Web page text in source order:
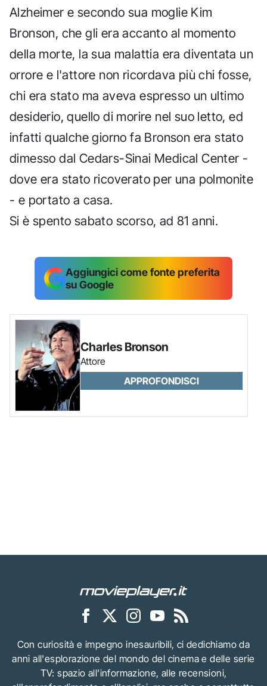
Alzheimer e secondo sua moglie Kim
Bronson, che gli era accanto al momento
della morte, la sua malattia era diventata un
orrore e l'attore non ricordava più chi fosse,
chi era stato ma aveva espresso un ultimo
desiderio, quello di morire nel suo letto, ed
infatti qualche giorno fa Bronson era stato
dimesso dal Cedars-Sinai Medical Center -
dove era stato ricoverato per una polmonite
- e portato a casa.
Si è spento sabato scorso, ad 81 anni.
Aggiungici come fonte preferita
su Google
Charles Bronson
Attore
APPROFONDISCI
Con curiosità e impegno inesauribili, ci dedichiamo da
anni all'esplorazione del mondo del cinema e delle serie
TV: spazio all'informazione, alle recensioni,